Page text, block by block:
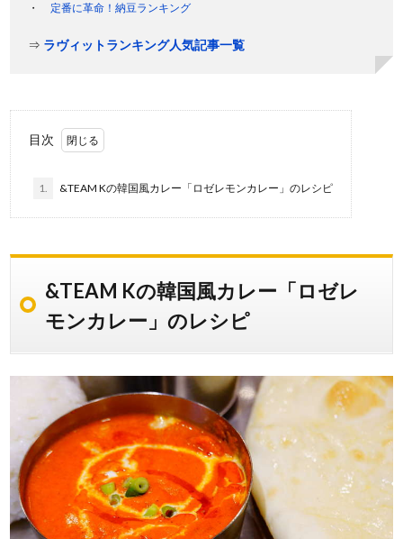
定番に革命！納豆ランキング
⇒ ラヴィットランキング人気記事一覧
目次
1. &TEAM Kの韓国風カレー「ロゼレモンカレー」のレシピ
&TEAM Kの韓国風カレー「ロゼレ
モンカレー」のレシピ